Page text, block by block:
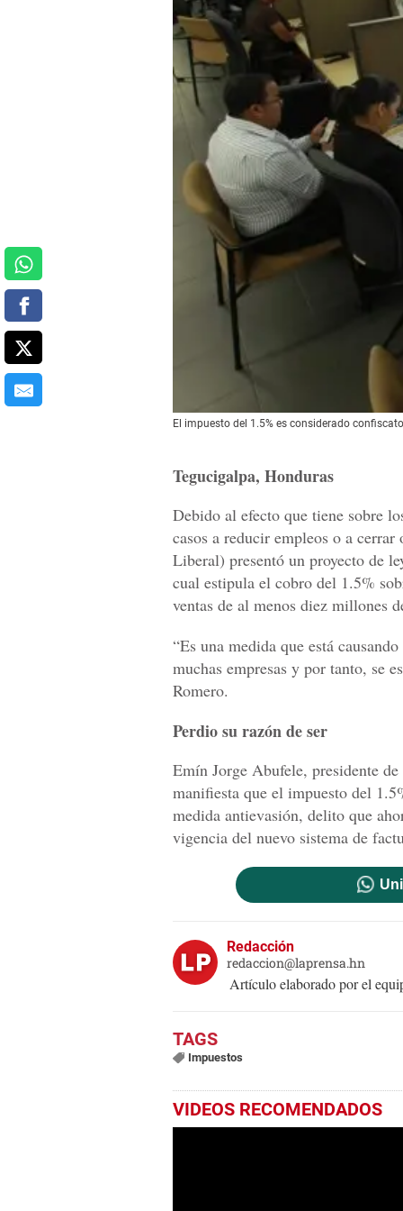
El impuesto del 1.5% es considerado
Tegucigalpa, Honduras
Debido al efecto que tiene sobre
casos a reducir empleos o a
Liberal) presentó un proyecto de
cual estipula el cobro del 1.5%
ventas de al menos diez millones
“Es una medida que está
muchas empresas y por tanto, se
Romero.
Perdio su razón de ser
Emín Jorge Abufele, presidente
manifiesta que el impuesto del
medida antievasión, delito que
vigencia del nuevo sistema de
Redacción
redaccion@laprensa.hn
Artículo elaborado por el
Impuestos
VIDEOS RECOMENDADOS